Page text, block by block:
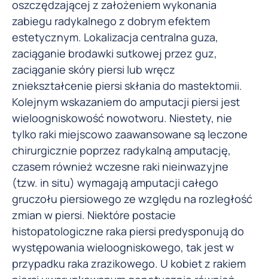
oszczędzającej z założeniem wykonania
zabiegu radykalnego z dobrym efektem
estetycznym. Lokalizacja centralna guza,
zaciąganie brodawki sutkowej przez guz,
zaciąganie skóry piersi lub wręcz
zniekształcenie piersi skłania do mastektomii.
Kolejnym wskazaniem do amputacji piersi jest
wieloogniskowość nowotworu. Niestety, nie
tylko raki miejscowo zaawansowane są leczone
chirurgicznie poprzez radykalną amputację,
czasem również wczesne raki nieinwazyjne
(tzw. in situ) wymagają amputacji całego
gruczołu piersiowego ze względu na rozległość
zmian w piersi. Niektóre postacie
histopatologiczne raka piersi predysponują do
występowania wieloogniskowego, tak jest w
przypadku raka zrazikowego. U kobiet z rakiem